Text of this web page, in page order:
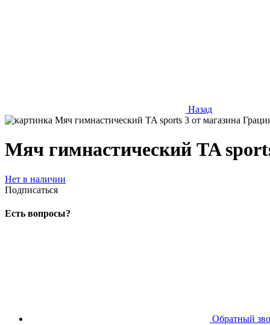
Назад
Мяч гимнастический TA
Нет в наличии
Подписаться
Есть вопросы?
Обратный